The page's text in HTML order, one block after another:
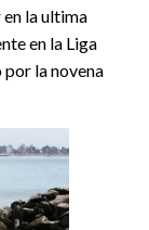
en la ultima
en la Liga
la novena